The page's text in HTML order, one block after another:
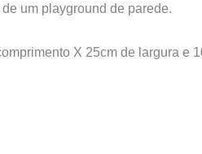
um playground de parede.
X 25cm de largura e